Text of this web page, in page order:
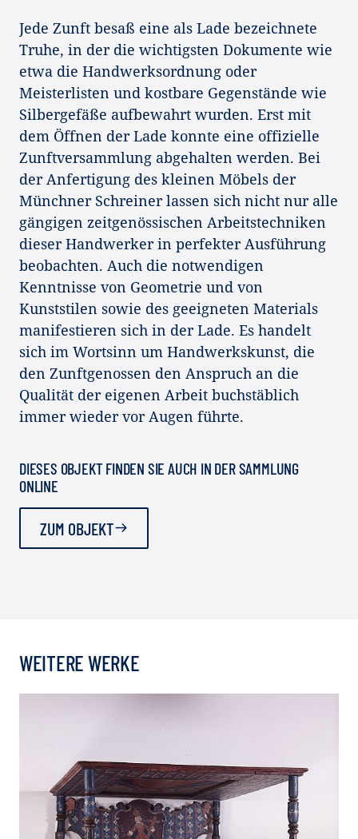
Jede Zunft besaß eine als Lade bezeichnete
Truhe, in der die wichtigsten Dokumente wie
etwa die Handwerksordnung oder
Meisterlisten und kostbare Gegenstände wie
Silbergefäße aufbewahrt wurden. Erst mit
dem Öffnen der Lade konnte eine offizielle
Zunftversammlung abgehalten werden. Bei
der Anfertigung des kleinen Möbels der
Münchner Schreiner lassen sich nicht nur alle
gängigen zeitgenössischen Arbeitstechniken
dieser Handwerker in perfekter Ausführung
beobachten. Auch die notwendigen
Kenntnisse von Geometrie und von
Kunststilen sowie des geeigneten Materials
manifestieren sich in der Lade. Es handelt
sich im Wortsinn um Handwerkskunst, die
den Zunftgenossen den Anspruch an die
Qualität der eigenen Arbeit buchstäblich
immer wieder vor Augen führte.
DIESES OBJEKT FINDEN SIE AUCH IN DER SAMMLUNG
ONLINE
ZUM OBJEKT
WEITERE WERKE